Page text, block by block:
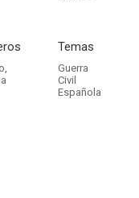
,
Temas
Guerra
Civil
Española